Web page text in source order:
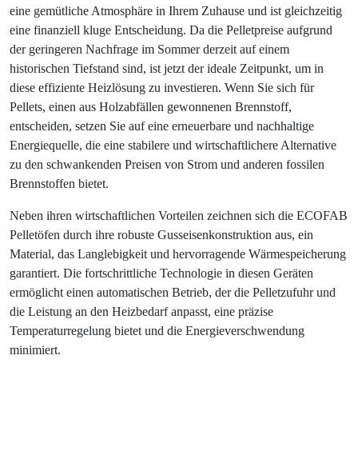
eine gemütliche Atmosphäre in Ihrem Zuhause und ist gleichzeitig
eine finanziell kluge Entscheidung. Da die Pelletpreise aufgrund
der geringeren Nachfrage im Sommer derzeit auf einem
historischen Tiefstand sind, ist jetzt der ideale Zeitpunkt, um in
diese effiziente Heizlösung zu investieren. Wenn Sie sich für
Pellets, einen aus Holzabfällen gewonnenen Brennstoff,
entscheiden, setzen Sie auf eine erneuerbare und nachhaltige
Energiequelle, die eine stabilere und wirtschaftlichere Alternative
zu den schwankenden Preisen von Strom und anderen fossilen
Brennstoffen bietet.
Neben ihren wirtschaftlichen Vorteilen zeichnen sich die ECOFAB
Pelletöfen durch ihre robuste Gusseisenkonstruktion aus, ein
Material, das Langlebigkeit und hervorragende Wärmespeicherung
garantiert. Die fortschrittliche Technologie in diesen Geräten
ermöglicht einen automatischen Betrieb, der die Pelletzufuhr und
die Leistung an den Heizbedarf anpasst, eine präzise
Temperaturregelung bietet und die Energieverschwendung
minimiert.